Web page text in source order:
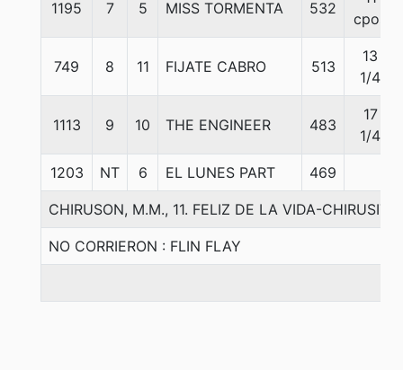
1195 7 5 MISS TORMENTA 532
cpos
749 8 11 FIJATE CABRO 513
13
1/4
1113 9 10 THE ENGINEER 483
17
1/4
1203 NT 6 EL LUNES PART 469
CHIRUSON, M.M., 11. FELIZ DE LA VIDA-
NO CORRIERON : FLIN FLAY